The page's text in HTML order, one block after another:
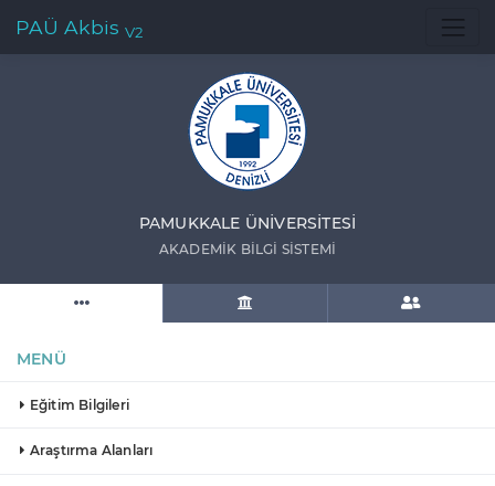
PAÜ Akbis V2
PAMUKKALE ÜNIVERSITESI
AKADEMIK BILGI SISTEMI
MENÜ
Eğitim Bilgileri
Araştırma Alanları